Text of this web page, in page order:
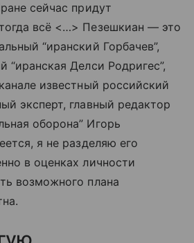
сейчас придут
всё <…> Пезешкиан — это
“иранский Горбачев”,
“иранская Делси Родригес”,
известный российский
эксперт, главный редактор
оборона” Игорь
я не разделяю его
в оценках личности
возможного плана